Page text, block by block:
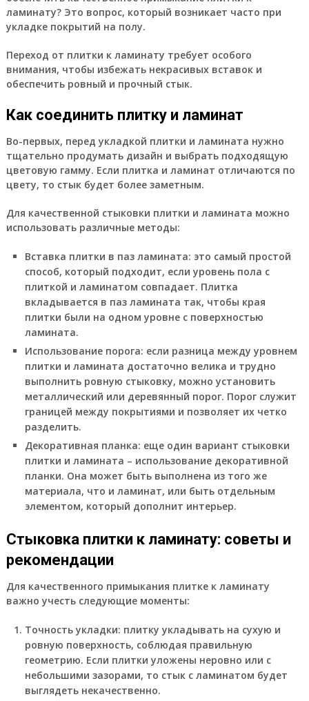
ламинату? Это вопрос, который возникает часто при
укладке покрытий на полу.
Переход от плитки к ламинату требует особого
внимания, чтобы избежать некрасивых вставок и
обеспечить ровный и прочный стык.
Как соединить плитку и ламинат
Во-первых, перед укладкой плитки и ламината нужно
тщательно продумать дизайн и выбрать подходящую
цветовую гамму. Если плитка и ламинат отличаются по
цвету, то стык будет более заметным.
Для качественной стыковки плитки и ламината можно
использовать различные методы:
Вставка плитки в паз ламината: это самый простой
способ, который подходит, если уровень пола с
плиткой и ламинатом совпадает. Плитка
вкладывается в паз ламината так, чтобы края
плитки были на одном уровне с поверхностью
ламината.
Использование порога: если разница между уровнем
плитки и ламината достаточно велика и трудно
выполнить ровную стыковку, можно установить
металлический или деревянный порог. Порог служит
границей между покрытиями и позволяет их четко
разделить.
Декоративная планка: еще один вариант стыковки
плитки и ламината – использование декоративной
планки. Она может быть выполнена из того же
материала, что и ламинат, или быть отдельным
элементом, который дополнит интерьер.
Стыковка плитки к ламинату: советы и
рекомендации
Для качественного примыкания плитке к ламинату
важно учесть следующие моменты:
Точность укладки: плитку укладывать на сухую и
ровную поверхность, соблюдая правильную
геометрию. Если плитки уложены неровно или с
небольшими зазорами, то стык с ламинатом будет
выглядеть некачественно.